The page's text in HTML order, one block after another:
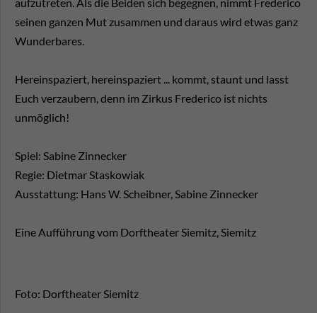
aufzutreten. Als die Beiden sich begegnen, nimmt Frederico
seinen ganzen Mut zusammen und daraus wird etwas ganz
Wunderbares.
Hereinspaziert, hereinspaziert ... kommt, staunt und lasst
Euch verzaubern, denn im Zirkus Frederico ist nichts
unmöglich!
Spiel: Sabine Zinnecker
Regie: Dietmar Staskowiak
Ausstattung: Hans W. Scheibner, Sabine Zinnecker
Eine Aufführung vom Dorftheater Siemitz, Siemitz
Foto: Dorftheater Siemitz